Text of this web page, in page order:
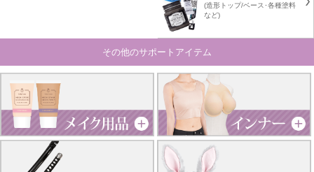
(造形トップ/ベース･各種塗料
など)
その他のサポートアイテム